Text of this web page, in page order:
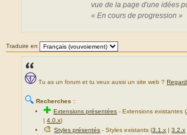
vue de la page d'une idées
« En cours de progression »
Traduire en
Tu as un forum et tu veux aussi un site web ?
🔍 Recherches :
✚Extensions présentées -Extensions existantes (
|4.0.x)
🎨Styles présentés - Styles existants (3.1.x |3.2.x